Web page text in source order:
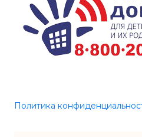
Политика